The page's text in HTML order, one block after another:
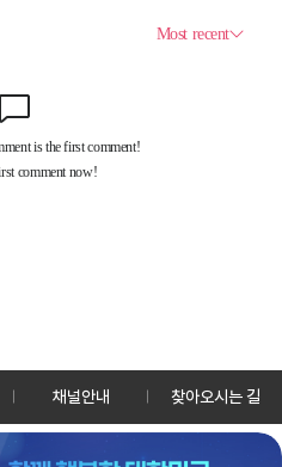
채널안내 찾아오시는 길
청사로 13 한국정책방송원 KTV